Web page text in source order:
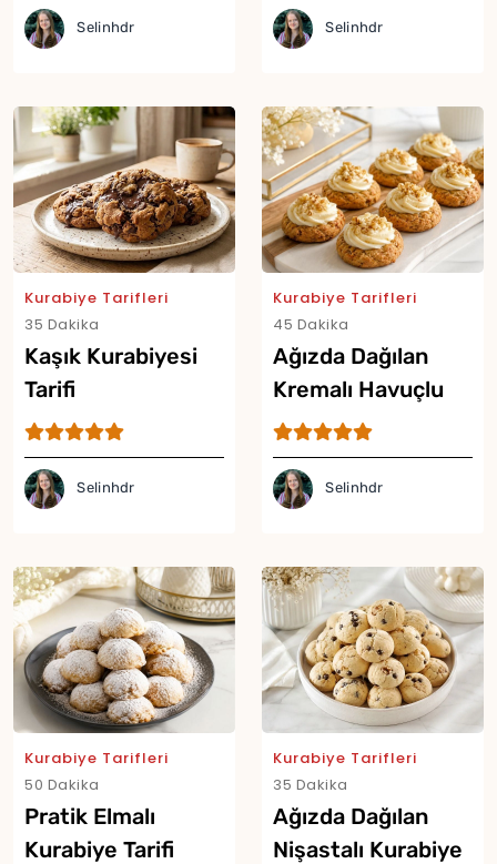
Selinhdr Selinhdr
Kurabiye Tarifleri
35 Dakika
Kaşık Kurabiyesi
Tarifi
Selinhdr
Kurabiye Tarifleri
45 Dakika
Ağızda Dağılan
Kremalı Havuçlu
Kurabiye Tarifi
Selinhdr
Kurabiye Tarifleri
50 Dakika
Pratik Elmalı
Kurabiye Tarifi
Kurabiye Tarifleri
35 Dakika
Ağızda Dağılan
Nişastalı Kurabiye